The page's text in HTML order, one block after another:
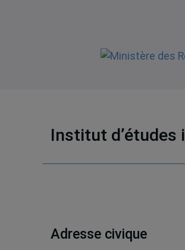
Institut d’études
Adresse civique